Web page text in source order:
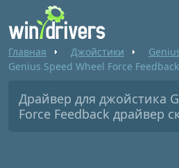
Главная Джойстики
Genius Speed Wheel Force Feedback
Драйвер для джойстика
Force Feedback драйвер